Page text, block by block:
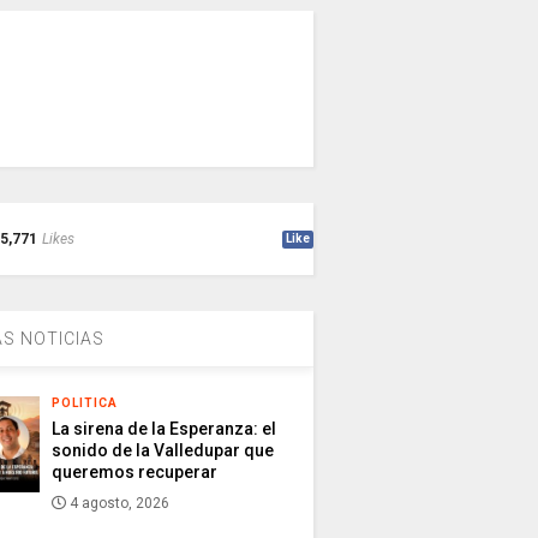
5,771 Likes Like
NOTICIAS
POLITICA
La sirena de la Esperanza: el
sonido de la Valledupar que
queremos recuperar
4 agosto, 2026